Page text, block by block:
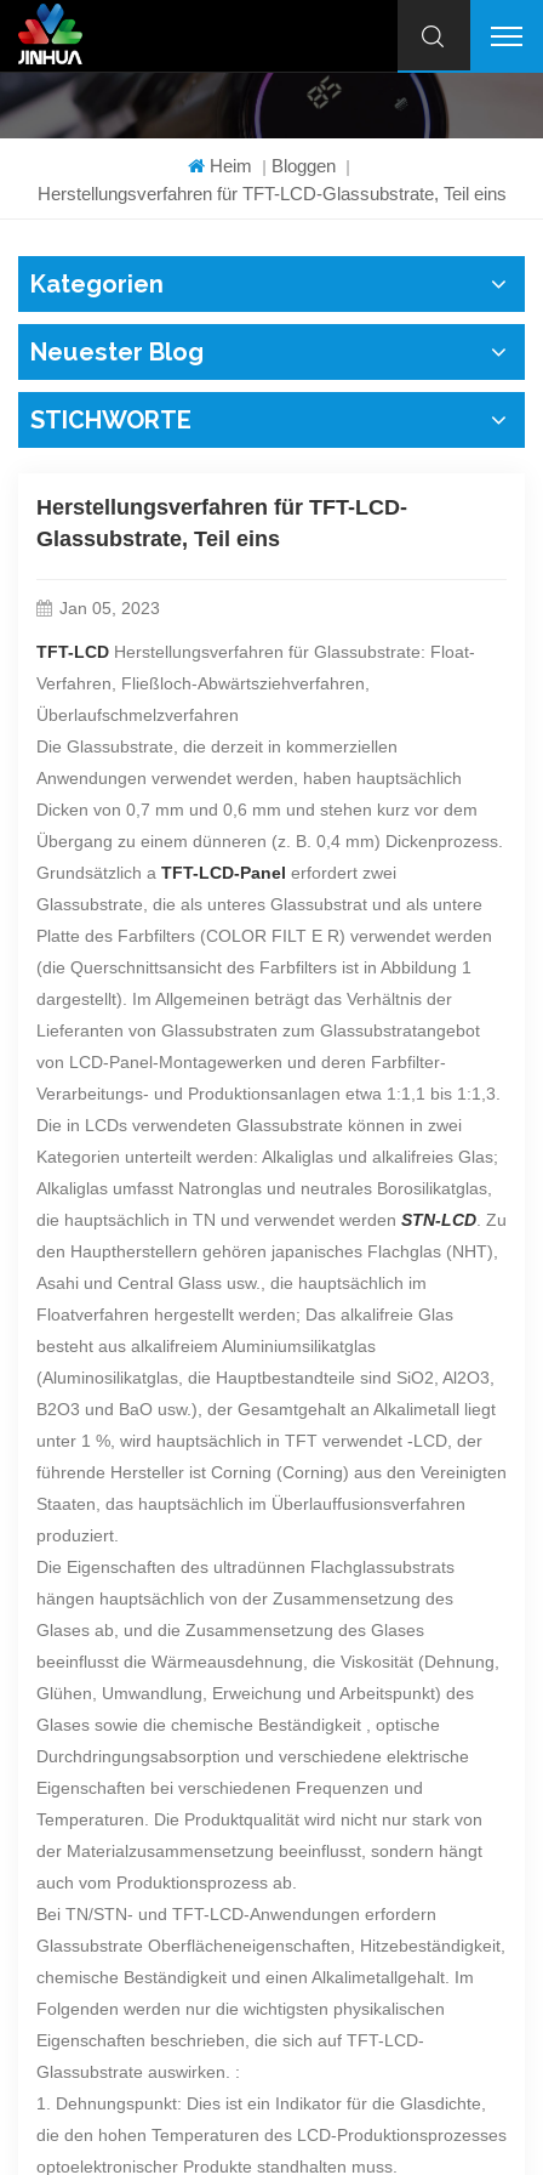
Heim | Bloggen |
Herstellungsverfahren für TFT-LCD-Glassubstrate, Teil eins
Kategorien
Neuester Blog
STICHWORTE
Herstellungsverfahren für TFT-LCD-
Glassubstrate, Teil eins
Jan 05, 2023
TFT-LCD Herstellungsverfahren für Glassubstrate: Float-
Verfahren, Fließloch-Abwärtsziehverfahren,
Überlaufschmelzverfahren
Die Glassubstrate, die derzeit in kommerziellen
Anwendungen verwendet werden, haben hauptsächlich
Dicken von 0,7 mm und 0,6 mm und stehen kurz vor dem
Übergang zu einem dünneren (z. B. 0,4 mm) Dickenprozess.
Grundsätzlich a TFT-LCD-Panel erfordert zwei
Glassubstrate, die als unteres Glassubstrat und als untere
Platte des Farbfilters (COLOR FILT E R) verwendet werden
(die Querschnittsansicht des Farbfilters ist in Abbildung 1
dargestellt). Im Allgemeinen beträgt das Verhältnis der
Lieferanten von Glassubstraten zum Glassubstratangebot
von LCD-Panel-Montagewerken und deren Farbfilter-
Verarbeitungs- und Produktionsanlagen etwa 1:1,1 bis 1:1,3.
Die in LCDs verwendeten Glassubstrate können in zwei
Kategorien unterteilt werden: Alkaliglas und alkalifreies Glas;
Alkaliglas umfasst Natronglas und neutrales Borosilikatglas,
die hauptsächlich in TN und verwendet werden STN-LCD . Zu
den Hauptherstellern gehören japanisches Flachglas (NHT),
Asahi und Central Glass usw., die hauptsächlich im
Floatverfahren hergestellt werden; Das alkalifreie Glas
besteht aus alkalifreiem Aluminiumsilikatglas
(Aluminosilikatglas, die Hauptbestandteile sind SiO2, Al2O3,
B2O3 und BaO usw.), der Gesamtgehalt an Alkalimetall liegt
unter 1 %, wird hauptsächlich in TFT verwendet -LCD, der
führende Hersteller ist Corning (Corning) aus den Vereinigten
Staaten, das hauptsächlich im Überlauffusionsverfahren
produziert.
Die Eigenschaften des ultradünnen Flachglassubstrats
hängen hauptsächlich von der Zusammensetzung des
Glases ab, und die Zusammensetzung des Glases
beeinflusst die Wärmeausdehnung, die Viskosität (Dehnung,
Glühen, Umwandlung, Erweichung und Arbeitspunkt) des
Glases sowie die chemische Beständigkeit , optische
Durchdringungsabsorption und verschiedene elektrische
Eigenschaften bei verschiedenen Frequenzen und
Temperaturen. Die Produktqualität wird nicht nur stark von
der Materialzusammensetzung beeinflusst, sondern hängt
auch vom Produktionsprozess ab.
Bei TN/STN- und TFT-LCD-Anwendungen erfordern
Glassubstrate Oberflächeneigenschaften, Hitzebeständigkeit,
chemische Beständigkeit und einen Alkalimetallgehalt. Im
Folgenden werden nur die wichtigsten physikalischen
Eigenschaften beschrieben, die sich auf TFT-LCD-
Glassubstrate auswirken. :
1. Dehnungspunkt: Dies ist ein Indikator für die Glasdichte,
die den hohen Temperaturen des LCD-Produktionsprozesses
optoelektronischer Produkte standhalten muss.